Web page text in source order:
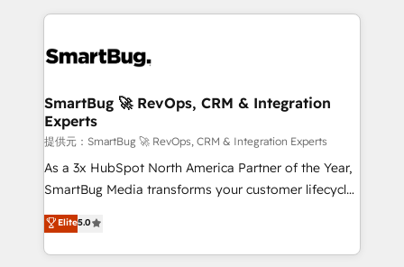
革を、構想から実装・定着までPMOとして主導。「設
の統合・浸透・変革管理を実行します。 ▸ CMS戦略設
計・構築：リード獲得・CVR・SEOを前提にした情報設
計・導線設計・テンプレート設計をContent Hubで一体
提供。 ▸ 既存CRM・MAからの移行支援：Salesforce・
Marketo・Pardot等からの移行、カスタム設計、履歴
Perplexity等のAI検索からの流入・引用を前提にコンテ
ンツとサイト構造を最適化。 🏆 なぜ100incを選ぶの
revenue velocity. 🚀 GTM Strategy & Alignment
stalling growth. Fix your ICP, Math, and Story to stop
Scalable Architecture: Zero-technical-debt setup
across all Hubs, validated by our 7 HubSpot
Accreditations. AI-Powered RevOps: Breeze AI,
custom AI agents, and high-integrity migrations for
total reporting clarity. Security & Compliance: SOC 2
security. 🏆 Why Bluleadz? GTM OS Partner | 16+
Years Experience | 1,000+ Five-Star Reviews
SmartBug 🚀 RevOps, CRM & Integration
Experts
提供元：SmartBug 🚀 RevOps, CRM & Integration Experts
As a 3x HubSpot North America Partner of the Year,
SmartBug Media transforms your customer lifecycle
into a revenue engine. Our unified ecosystem
includes specialized divisions Globalia (AI &
Software) and Point Success Media (Paid Media),
Elite5.0